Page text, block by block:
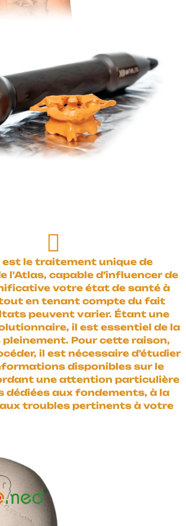
le traitement unique de
l'Atlas, capable d’influencer de
votre état de santé à
en tenant compte du fait
peuvent varier. Étant une
il est essentiel de la
Pour cette raison,
il est nécessaire d’étudier
disponibles sur le
une attention particulière
dédiées aux fondements, à la
troubles pertinents à votre